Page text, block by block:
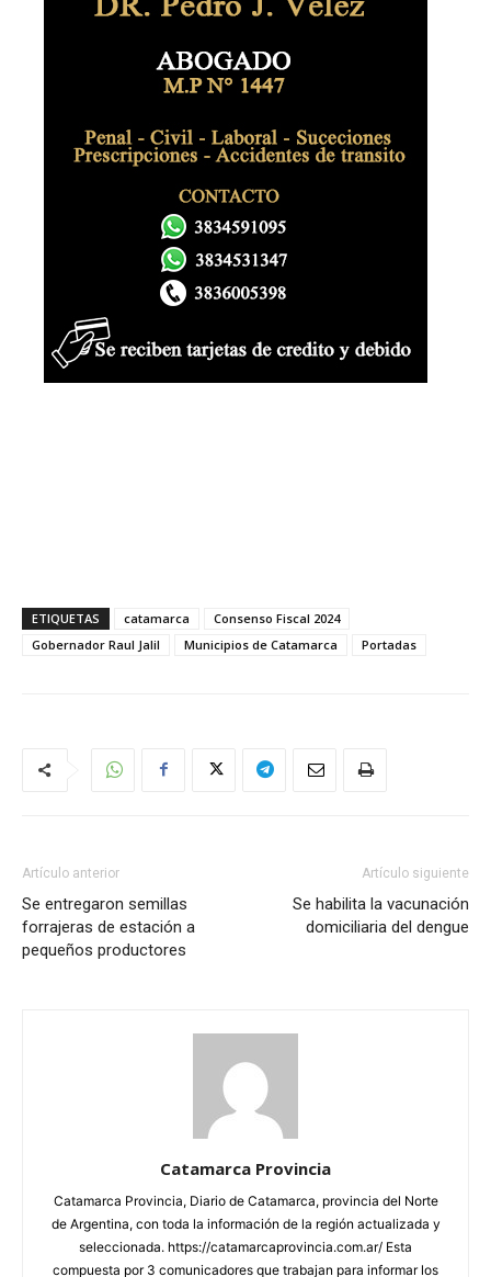
ETIQUETAS catamarca
Consenso Fiscal 2024
Gobernador Raul Jalil
Municipios de Catamarca Portadas
Artículo anterior
Se entregaron semillas
forrajeras de estación a
pequeños productores
Artículo siguiente
Se habilita la vacunación
domiciliaria del dengue
Catamarca Provincia
Catamarca Provincia, Diario de Catamarca, provincia del Norte
de Argentina, con toda la información de la región actualizada y
seleccionada. https://catamarcaprovincia.com.ar/ Esta
compuesta por 3 comunicadores que trabajan para informar los